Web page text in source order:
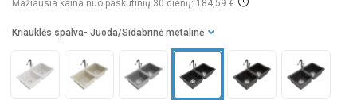
Mažiausia kaina nuo paskutinių 30 dienų: 184,59 €
Kriauklės spalva - Juoda/Sidabrinė metalinė